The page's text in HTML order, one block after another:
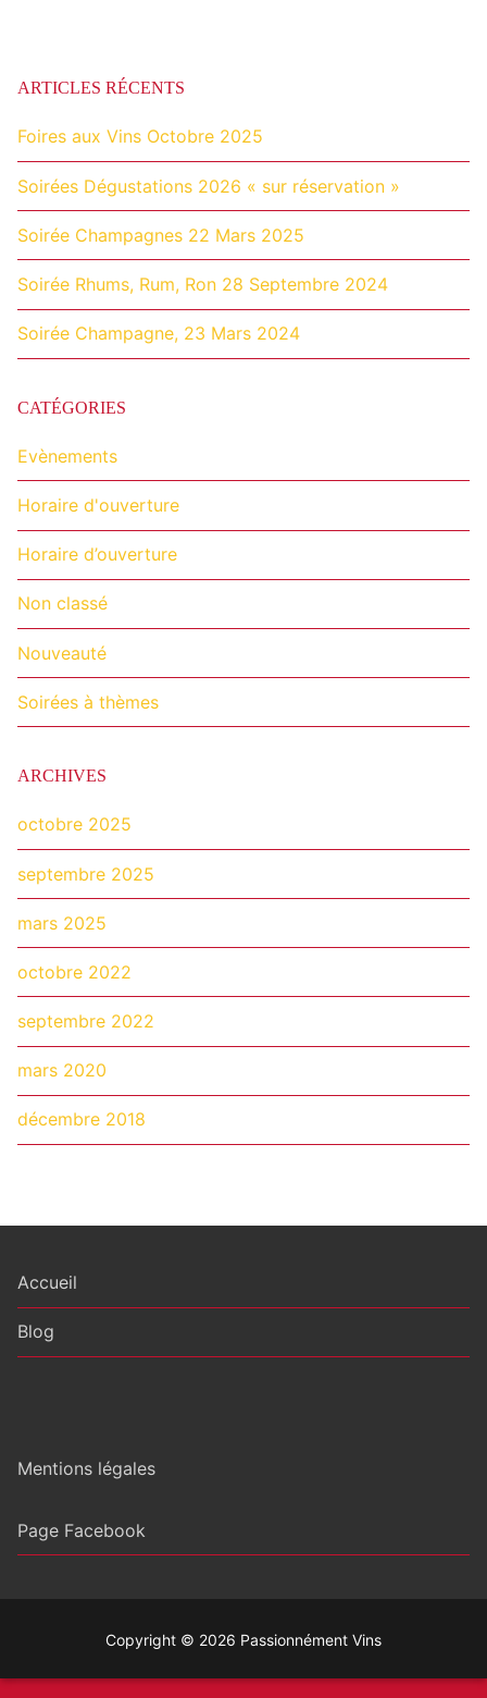
ARTICLES RÉCENTS
Foires aux Vins Octobre 2025
Soirées Dégustations 2026 « sur réservation »
Soirée Champagnes 22 Mars 2025
Soirée Rhums, Rum, Ron 28 Septembre 2024
Soirée Champagne, 23 Mars 2024
CATÉGORIES
Evènements
Horaire d'ouverture
Horaire d’ouverture
Non classé
Nouveauté
Soirées à thèmes
ARCHIVES
octobre 2025
septembre 2025
mars 2025
octobre 2022
septembre 2022
mars 2020
décembre 2018
Accueil
Blog
Mentions légales
Page Facebook
Copyright © 2026 Passionnément Vins